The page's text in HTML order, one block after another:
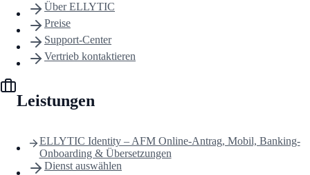
Über ELLYTIC
Preise
Support-Center
Vertrieb kontaktieren
Leistungen
ELLYTIC Identity – AFM Online-Antrag, Mobil, Banking-
Onboarding & Übersetzungen
Dienst auswählen